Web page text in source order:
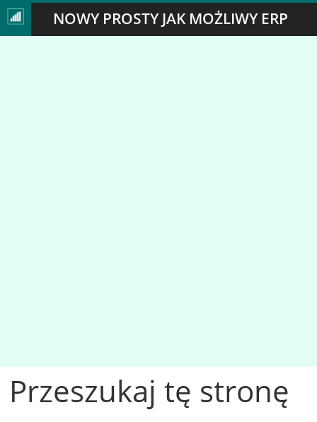
NOWY PROSTY JAK MOŻLIWY ERP
Przeszukaj tę stronę